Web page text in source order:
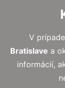
V
Bratislave a
informácií,